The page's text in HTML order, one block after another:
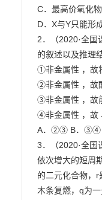
C．最高价氧化
D．X与Y只能形
2．（2020·全国
的叙述以及推理
①非金属性 ，故
②非金属性 ，故
③非金属性 ，故
④非金属性 ，故
A．②③ B．
3．（2020·全国
依次增大的短周
的二元化合物，r
木条复燃，q为